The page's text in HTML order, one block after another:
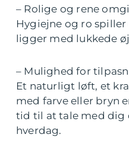
– Rolige og rene
Hygiejne og ro
ligger med lukkede
– Mulighed for
Et naturligt løft, et
med farve eller bryn
tid til at tale med dig
hverdag.